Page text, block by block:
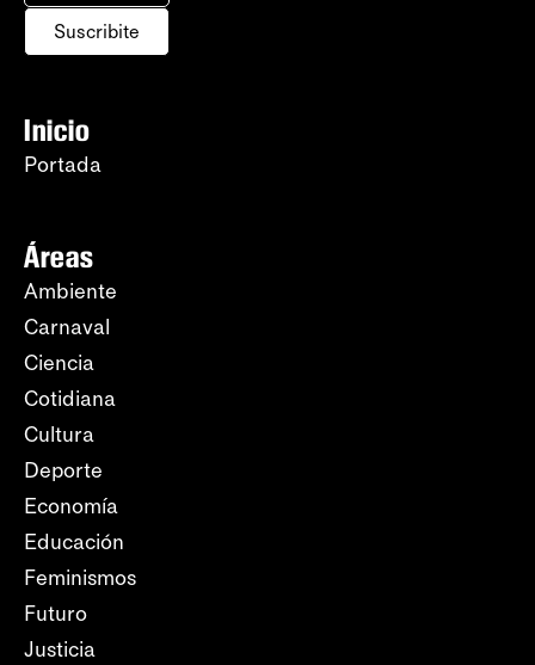
Suscribite
Inicio
Portada
Áreas
Ambiente
Carnaval
Ciencia
Cotidiana
Cultura
Deporte
Economía
Educación
Feminismos
Futuro
Justicia